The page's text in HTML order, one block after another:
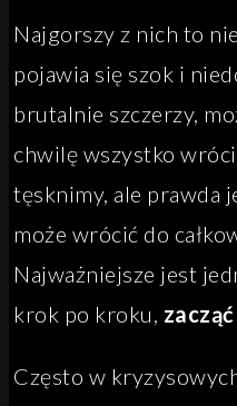
Najgorszy z nich to
pojawia się szok i
brutalnie szczerzy,
chwilę wszystko
tęsknimy, ale prawda
może wrócić do
Najważniejsze jest
krok po kroku,
Często w